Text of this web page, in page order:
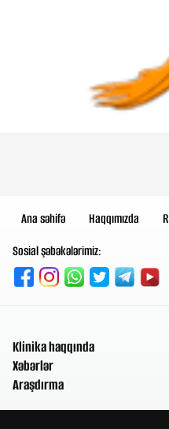
Ana səhifə Haqqımızda
Sosial şəbəkələrimiz:
Klinika haqqında
Xəbərlər
Araşdırma